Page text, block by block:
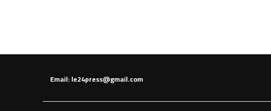
Email: le24press@gmail.com